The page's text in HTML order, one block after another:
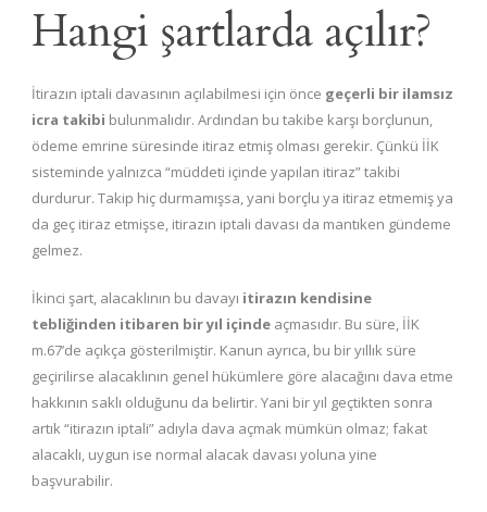
Hangi şartlarda açılır?
İtirazın iptali davasının açılabilmesi için önce geçerli bir ilamsız
icra takibi bulunmalıdır. Ardından bu takibe karşı borçlunun,
ödeme emrine süresinde itiraz etmiş olması gerekir. Çünkü İİK
sisteminde yalnızca “müddeti içinde yapılan itiraz” takibi
durdurur. Takip hiç durmamışsa, yani borçlu ya itiraz etmemiş ya
da geç itiraz etmişse, itirazın iptali davası da mantıken gündeme
gelmez.
İkinci şart, alacaklının bu davayı itirazın kendisine
tebliğinden itibaren bir yıl içinde açmasıdır. Bu süre, İİK
m.67’de açıkça gösterilmiştir. Kanun ayrıca, bu bir yıllık süre
geçirilirse alacaklının genel hükümlere göre alacağını dava etme
hakkının saklı olduğunu da belirtir. Yani bir yıl geçtikten sonra
artık “itirazın iptali” adıyla dava açmak mümkün olmaz; fakat
alacaklı, uygun ise normal alacak davası yoluna yine
başvurabilir.